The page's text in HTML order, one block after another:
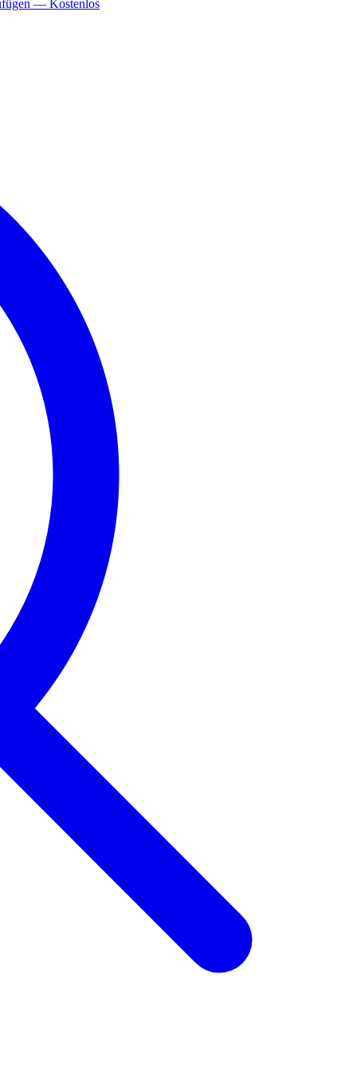
— Kostenlos